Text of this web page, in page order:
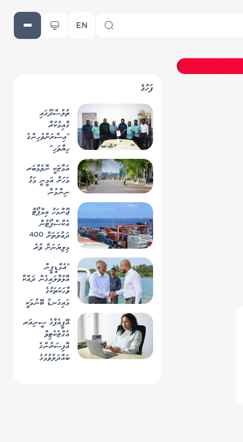
EN
ފަހުގެ
ތުލުސްދޫގައި
ގާއިމުކުރާ
"އިސްރަށްވެހިންގެ
ހިޔާވަހި"
ބިން ރަސްމީކޮށް
އެމް.ޓީ.ސީ.ސީއާ
ހަވާލުކޮށްފި
އަމާޒަކީ ނޮވެމްބަރ
މަހަށް އަމީނީ މަގު
ނިންމުން
ޖޫންމަހު އިމްޕޯޓް
އެކްސްޕޯޓުން
ދައުލަތަށް 400
މިލިޔަނަށް ވުރެ
"އެމްޑީޕީން
އޮޅުވާލައިގެން ދައްކާ
ވާހަކަތަކުގެ
މައިގަނޑު ބޭނުމަކީ
އޭޕީއެފްގެ ސީނިއަރ
އެގްޒެކެޓިވް
އޮފިސަރުންގެ
ބައްދަލުވުމުގެ